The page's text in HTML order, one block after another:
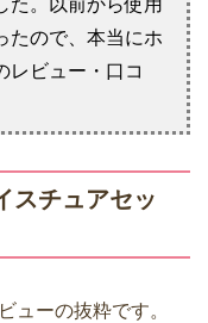
た。以前から使用
たので、本当にホ
レビュー・口コ
スチュアセッ
ューの抜粋です。